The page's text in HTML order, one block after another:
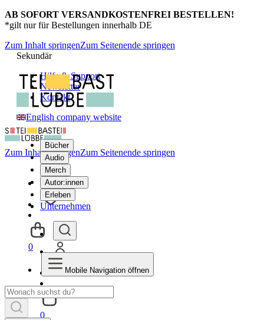
AB SOFORT VERSANDKOSTENFREI BESTELLEN!
*gilt nur für Bestellungen innerhalb DE
Zum Inhalt springenZum Seitenende springen
Sekundär
Hilfe & Support
Newsletter
Kontakt
English company website
Bücher
Audio
Merch
Autor:innen
Erleben
Unternehmen
0
Zum Inhalt springenZum Seitenende springen
0
Mobile Navigation öffnen